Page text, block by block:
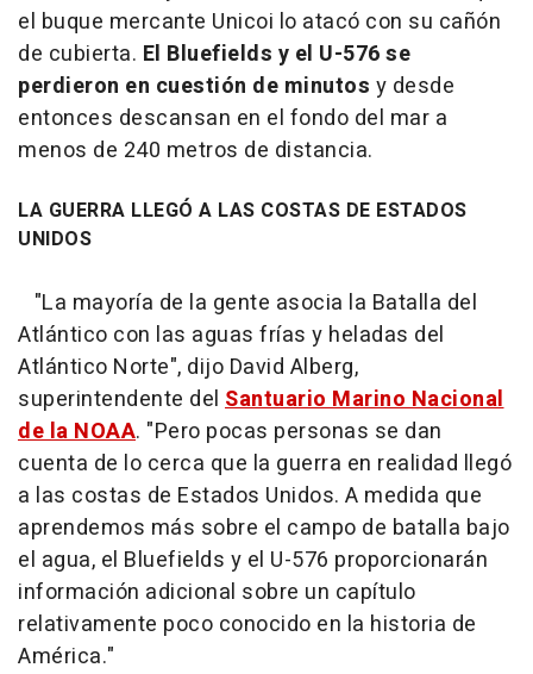
el buque mercante Unicoi lo atacó con su cañón
de cubierta. El Bluefields y el U-576 se
perdieron en cuestión de minutos y desde
entonces descansan en el fondo del mar a
menos de 240 metros de distancia.
LA GUERRA LLEGÓ A LAS COSTAS DE ESTADOS
UNIDOS
"La mayoría de la gente asocia la Batalla del
Atlántico con las aguas frías y heladas del
Atlántico Norte", dijo David Alberg,
superintendente del Santuario Marino Nacional
de la NOAA. "Pero pocas personas se dan
cuenta de lo cerca que la guerra en realidad llegó
a las costas de Estados Unidos. A medida que
aprendemos más sobre el campo de batalla bajo
el agua, el Bluefields y el U-576 proporcionarán
información adicional sobre un capítulo
relativamente poco conocido en la historia de
América."